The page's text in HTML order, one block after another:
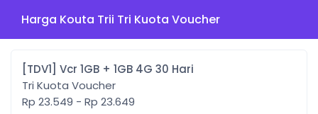
Harga Kouta Trii Tri Kuota Voucher
[TDV1] Vcr 1GB + 1GB 4G 30 Hari
Tri Kuota Voucher
Rp 23.549 - Rp 23.649